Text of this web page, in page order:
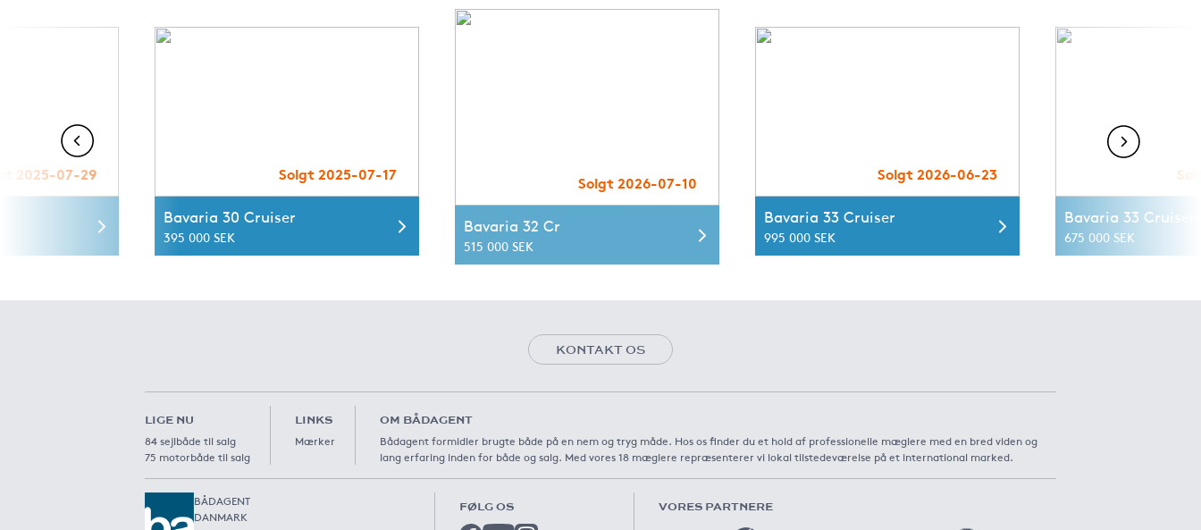
2025-07-29 Solgt 2025-07-17
Bavaria 30 Cruiser
395 000 SEK
Solgt 2026-07-10
Bavaria 32 Cr
515 000 SEK
Solgt 2026-06-23
Bavaria 33 Cruiser
995 000 SEK
Bavaria 33 Cruiser
675 000 SEK
KONTAKT OS
LIGE NU
84 sejlbåde til salg
75 motorbåde til salg
LINKS
Mærker
OM BÅDAGENT
Bådagent formidler brugte både på en nem og tryg måde. Hos os finder du et hold af professionelle mæglere med en bred viden og
lang erfaring inden for både og salg. Med vores 18 mæglere repræsenterer vi lokal tilstedeværelse på et international marked.
BÅDAGENT
DANMARK
FØLG OS VORES PARTNERE